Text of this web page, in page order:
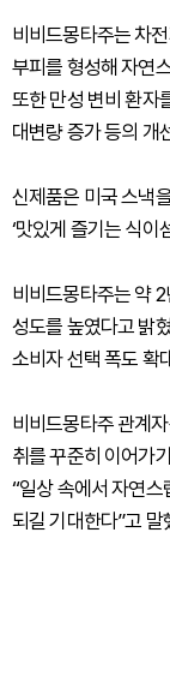
비비드몽타주는 차
부피를 형성해 자연
또한 만성 변비 환자
대변량 증가 등의 개
신제품은 미국 스낵
‘맛있게 즐기는 식이
비비드몽타주는 약
성도를 높였다고 밝
소비자 선택 폭도 확
비비드몽타주 관계
취를 꾸준히 이어가
“일상 속에서 자연스
되길 기대한다”고 말